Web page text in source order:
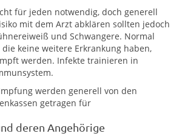
für jeden notwendig, doch generell
mit dem Arzt abklären sollten jedoch
und Schwangere. Normal
keine weitere Erkrankung haben,
werden. Infekte trainieren in
werden generell von den
getragen für
deren Angehörige